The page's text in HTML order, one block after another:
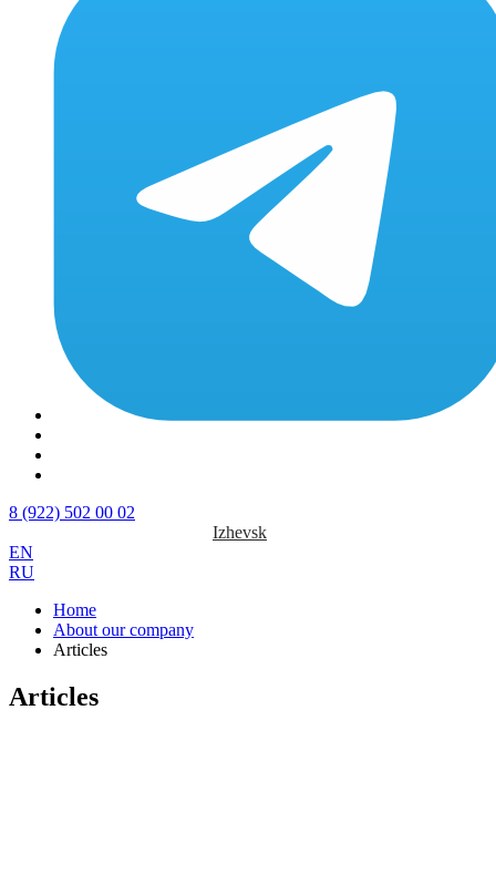
8 (922) 502 00 02
Izhevsk
EN
RU
Home
About our company
Articles
Articles